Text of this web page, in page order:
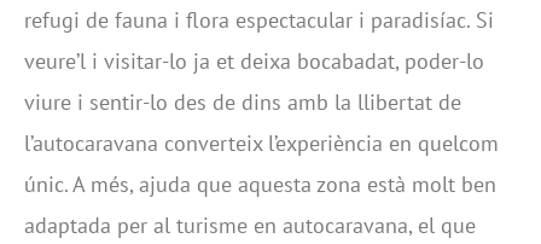
refugi de fauna i flora espectacular i paradisíac. Si
veure’l i visitar-lo ja et deixa bocabadat, poder-lo
viure i sentir-lo des de dins amb la llibertat de
l’autocaravana converteix l’experiència en quelcom
únic. A més, ajuda que aquesta zona està molt ben
adaptada per al turisme en autocaravana, el que